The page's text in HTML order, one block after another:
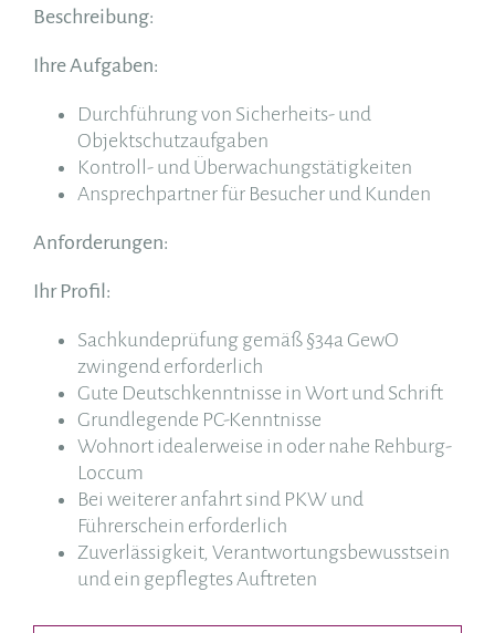
Beschreibung:
Ihre Aufgaben:
Durchführung von Sicherheits- und
Objektschutzaufgaben
Kontroll- und Überwachungstätigkeiten
Ansprechpartner für Besucher und Kunden
Anforderungen:
Ihr Profil:
Sachkundeprüfung gemäß §34a GewO
zwingend erforderlich
Gute Deutschkenntnisse in Wort und Schrift
Grundlegende PC-Kenntnisse
Wohnort idealerweise in oder nahe Rehburg-
Loccum
Bei weiterer anfahrt sind PKW und
Führerschein erforderlich
Zuverlässigkeit, Verantwortungsbewusstsein
und ein gepflegtes Auftreten